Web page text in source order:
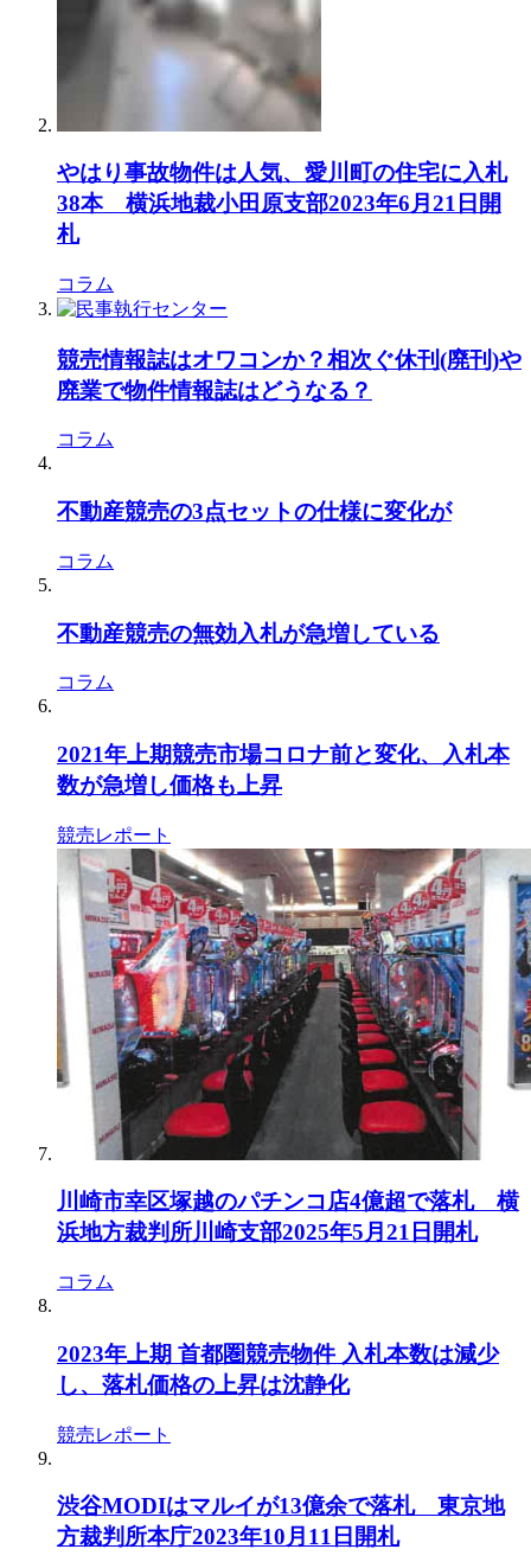
やはり事故物件は人気、愛川町の住宅に入札
38本 横浜地裁小田原支部2023年6月21日開
札
コラム
競売情報誌はオワコンか？相次ぐ休刊(廃刊)や
廃業で物件情報誌はどうなる？
コラム
不動産競売の3点セットの仕様に変化が
コラム
不動産競売の無効入札が急増している
コラム
2021年上期競売市場コロナ前と変化、入札本
数が急増し価格も上昇
競売レポート
川崎市幸区塚越のパチンコ店4億超で落札 横
浜地方裁判所川崎支部2025年5月21日開札
コラム
2023年上期 首都圏競売物件 入札本数は減少
し、落札価格の上昇は沈静化
競売レポート
渋谷MODIはマルイが13億余で落札 東京地
方裁判所本庁2023年10月11日開札